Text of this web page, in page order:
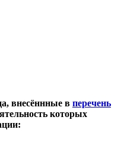
внесённные в перечень
которых